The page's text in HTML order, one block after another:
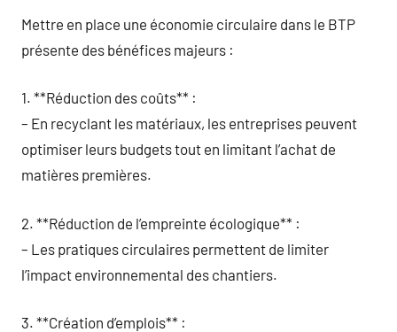
Mettre en place une économie circulaire dans le BTP
présente des bénéfices majeurs :
1. **Réduction des coûts** :
– En recyclant les matériaux, les entreprises peuvent
optimiser leurs budgets tout en limitant l’achat de
matières premières.
2. **Réduction de l’empreinte écologique** :
– Les pratiques circulaires permettent de limiter
l’impact environnemental des chantiers.
3. **Création d’emplois** :